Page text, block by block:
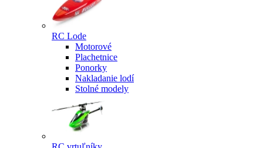
RC Lode
Motorové
Plachetnice
Ponorky
Nakladanie lodí
Stolné modely